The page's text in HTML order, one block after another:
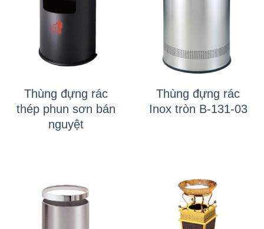
Thùng đựng rác
thép phun sơn bán
nguyệt
Thùng đựng rác
Inox tròn B-131-03